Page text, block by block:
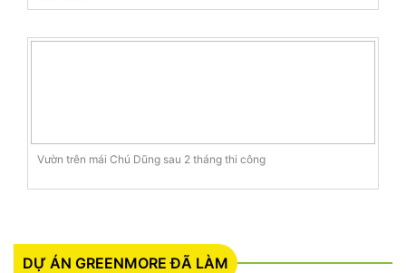
Vườn trên mái Chú Dũng sau 2 tháng thi công
DỰ ÁN GREENMORE ĐÃ LÀM